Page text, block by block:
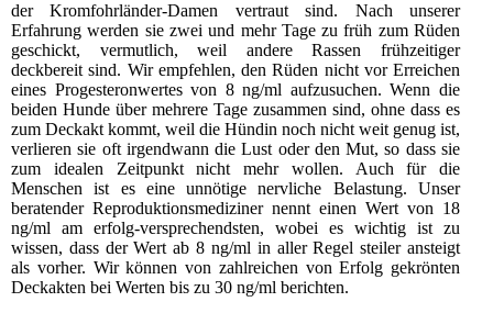
der Kromfohrländer-Damen vertraut sind. Nach unserer
Erfahrung werden sie zwei und mehr Tage zu früh zum Rüden
geschickt, vermutlich, weil andere Rassen frühzeitiger
deckbereit sind. Wir empfehlen, den Rüden nicht vor Erreichen
eines Progesteronwertes von 8 ng/ml aufzusuchen. Wenn die
beiden Hunde über mehrere Tage zusammen sind, ohne dass es
zum Deckakt kommt, weil die Hündin noch nicht weit genug ist,
verlieren sie oft irgendwann die Lust oder den Mut, so dass sie
zum idealen Zeitpunkt nicht mehr wollen. Auch für die
Menschen ist es eine unnötige nervliche Belastung. Unser
beratender Reproduktionsmediziner nennt einen Wert von 18
ng/ml am erfolg-versprechendsten, wobei es wichtig ist zu
wissen, dass der Wert ab 8 ng/ml in aller Regel steiler ansteigt
als vorher. Wir können von zahlreichen von Erfolg gekrönten
Deckakten bei Werten bis zu 30 ng/ml berichten.